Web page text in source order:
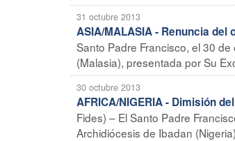
31 octubre 2013
ASIA/MALASIA - Renuncia
Santo Padre Francisco, el 30
(Malasia), presentada por Su
30 octubre 2013
AFRICA/NIGERIA - Dimisión
Fides) – El Santo Padre
Archidiócesis de Ibadan